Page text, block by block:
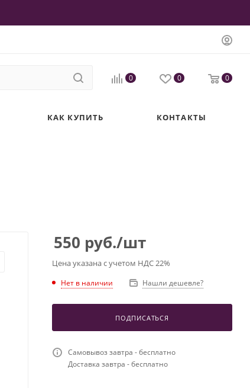
0 0 0
КАК КУПИТЬ КОНТАКТЫ
550 руб./шт
Цена указана с учетом НДС 22%
Нет в наличии Нашли дешевле?
ПОДПИСАТЬСЯ
Самовывоз завтра - бесплатно
Доставка завтра - бесплатно